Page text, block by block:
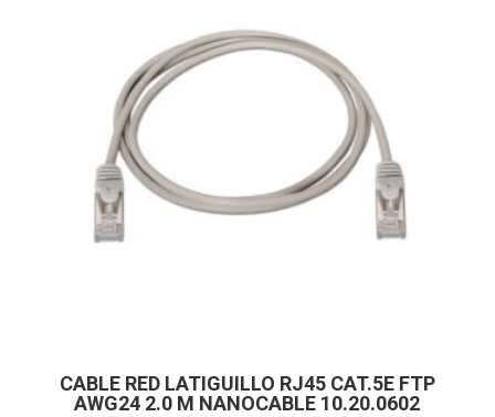
CABLE RED LATIGUILLO RJ45 CAT.5E FTP
AWG24 2.0 M NANOCABLE 10.20.0602